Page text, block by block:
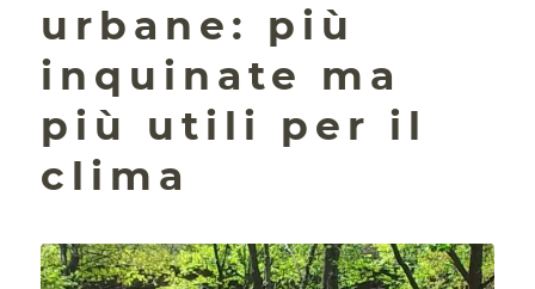
urbane: più
inquinate ma
più utili per il
clima